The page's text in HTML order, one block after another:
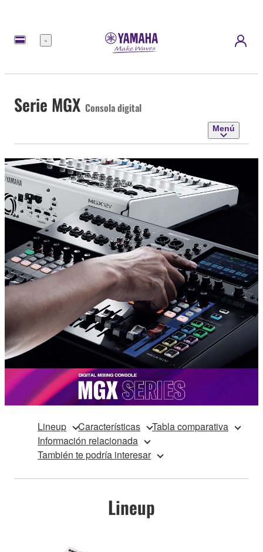
Menú
Serie MGX Consola digital
Menú
Lineup Características
Tabla comparativa
Información relacionada
También te podría interesar
Lineup